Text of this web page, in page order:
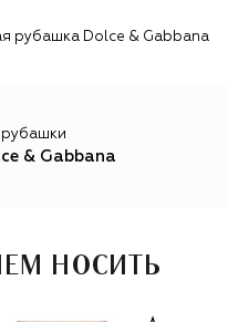
представляют коллекцию от-
рубашка Dolce & Gabbana
рубашки
& Gabbana
НОСИТЬ